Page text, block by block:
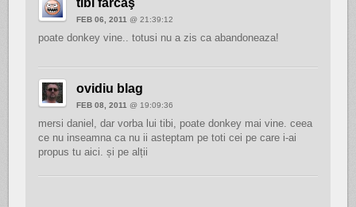
FEB 06, 2011 @ 21:39:12
poate donkey vine.. totusi nu a zis ca abandoneaza!
ovidiu blag
FEB 08, 2011 @ 19:09:36
mersi daniel, dar vorba lui tibi, poate donkey mai vine. ceea
ce nu inseamna ca nu ii asteptam pe toti cei pe care i-ai
propus tu aici. și pe alții